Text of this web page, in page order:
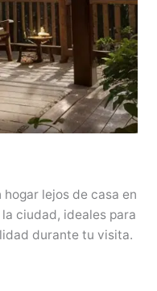
lejos de casa en
ciudad, ideales para
durante tu visita.